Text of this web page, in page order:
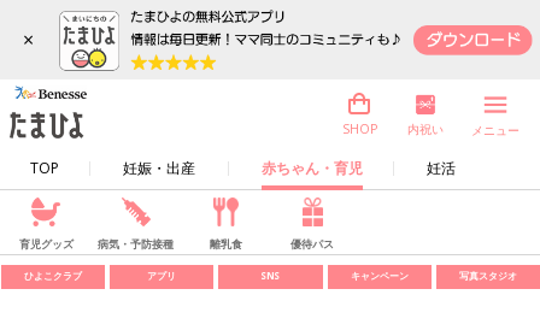
×
TOP 妊娠・出産 赤ちゃん・育児 妊活
SHOP 内祝い メニュー
育児グッズ 病気・予防接種 離乳食 優待パス
ひよこクラブ アプリ SNS キャンペーン 写真スタジオ